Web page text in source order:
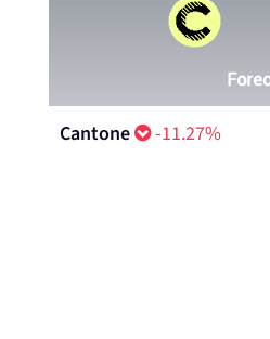
Cantone -11.27%